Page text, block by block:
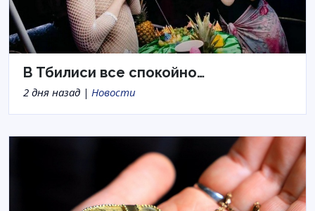
В Тбилиси все спокойно…
2 дня назад | Новости